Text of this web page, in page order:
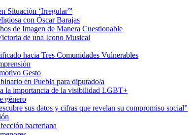
Situación ‘Irregular'”
con Óscar Barajas
de Imagen de Manera Cuestionable
de una Icono Musical
hacia Tres Comunidades Vulnerables
Gesto
en Puebla para diputado/a
la importancia de la visibilidad LGBT+
género
sus datos y cifras que revelan su compromiso social”
bacteriana